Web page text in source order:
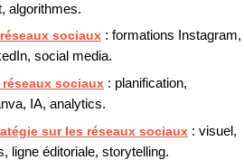
algorithmes.
sociaux : formations Instagram,
social media.
sociaux : planification,
IA, analytics.
sur les réseaux sociaux : visuel,
ligne éditoriale, storytelling.